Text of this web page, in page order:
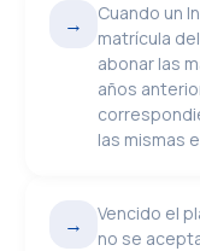
→
Cuando un
matrícula
abonar las
años
las mismas
→
Vencido el
no se